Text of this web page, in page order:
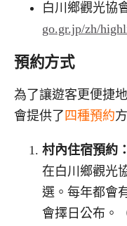
白川鄉觀光協
go.gr.jp/zh/
預約方式
為了讓遊客更便捷
會提供了 四種預約
村內住宿預約：
在白川鄉觀光
選。每年都會
會擇日公布。